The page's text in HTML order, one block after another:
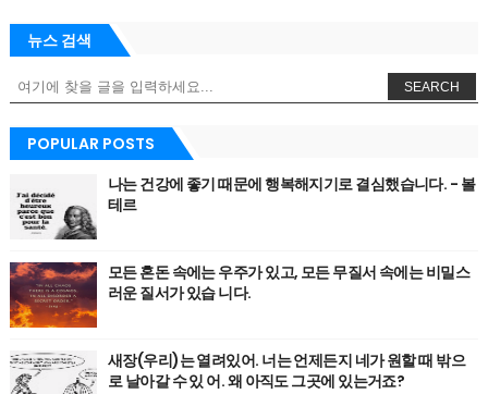
뉴스 검색
SEARCH
POPULAR POSTS
나는 건강에 좋기 때문에 행복해지기로 결심했습니다. - 볼
테르
모든 혼돈 속에는 우주가 있고, 모든 무질서 속에는 비밀스
러운 질서가 있습 니다.
새장(우리)는 열려있어. 너는 언제든지 네가 원할 때 밖으
로 날아갈 수 있 어. 왜 아직도 그곳에 있는거죠?